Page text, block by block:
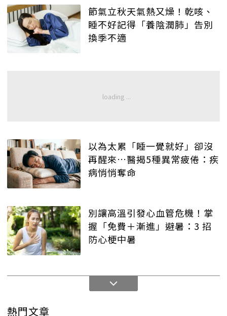
節氣立秋天氣熱又燥！乾咳、
睡不好記得「養陰潤肺」告別
換季不適
以為太累「睡一覺就好」卻沒
再醒來…醫揭5種異常疲倦：疾
病悄悄奪命
別讓高溫引發心血管危機！掌
握「免費＋漸進」避暑：3 招
防心梗中暑
熱門文章